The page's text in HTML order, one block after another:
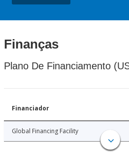
Finanças
Plano De Financiamento
Financiador
Global Financing Facility